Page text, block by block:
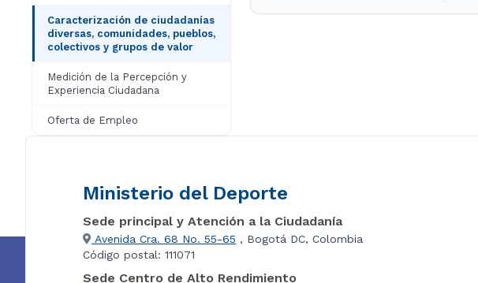
Caracterización de ciudadanías
diversas, comunidades, pueblos,
colectivos y grupos de valor
Medición de la Percepción y
Experiencia Ciudadana
Oferta de Empleo
Ministerio del Deporte
Sede principal y Atención a la Ciudadanía
Avenida Cra. 68 No. 55-65 , Bogotá DC, Colombia
Código postal: 111071
Sede Centro de Alto Rendimiento